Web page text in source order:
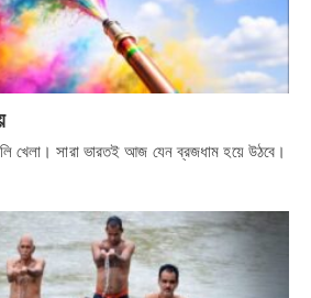
খেলা। সারা ভারতই আজ যেন ব্রজধাম হয়ে উঠবে।